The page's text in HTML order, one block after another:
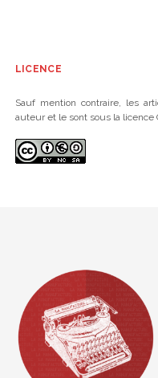
LICENCE
Sauf mention contraire, les
auteur et le sont sous la licence